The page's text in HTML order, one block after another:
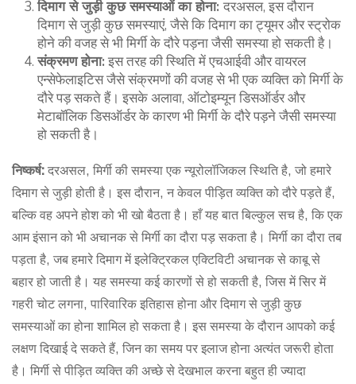
दिमाग से जुड़ी कुछ समस्याओं का होना: दरअसल, इस दौरान
दिमाग से जुड़ी कुछ समस्याएं, जैसे कि दिमाग का ट्यूमर और स्ट्रोक
होने की वजह से भी मिर्गी के दौरे पड़ना जैसी समस्या हो सकती है।
संक्रमण होना: इस तरह की स्थिति में एचआईवी और वायरल
एन्सेफेलाइटिस जैसे संक्रमणों की वजह से भी एक व्यक्ति को मिर्गी के
दौरे पड़ सकते हैं। इसके अलावा, ऑटोइम्यून डिसऑर्डर और
मेटाबॉलिक डिसऑर्डर के कारण भी मिर्गी के दौरे पड़ने जैसी समस्या
हो सकती है।
निष्कर्ष: दरअसल, मिर्गी की समस्या एक न्यूरोलॉजिकल स्थिति है, जो हमारे
दिमाग से जुड़ी होती है। इस दौरान, न केवल पीड़ित व्यक्ति को दौरे पड़ते हैं,
बल्कि वह अपने होश को भी खो बैठता है। हाँ यह बात बिल्कुल सच है, कि एक
आम इंसान को भी अचानक से मिर्गी का दौरा पड़ सकता है। मिर्गी का दौरा तब
पड़ता है, जब हमारे दिमाग में इलेक्ट्रिकल एक्टिविटी अचानक से काबू से
बहार हो जाती है। यह समस्या कई कारणों से हो सकती है, जिस में सिर में
गहरी चोट लगना, पारिवारिक इतिहास होना और दिमाग से जुड़ी कुछ
समस्याओं का होना शामिल हो सकता है। इस समस्या के दौरान आपको कई
लक्षण दिखाई दे सकते हैं, जिन का समय पर इलाज होना अत्यंत जरूरी होता
है। मिर्गी से पीड़ित व्यक्ति की अच्छे से देखभाल करना बहुत ही ज्यादा